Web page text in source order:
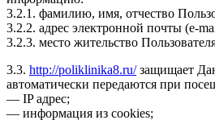
3.2.1. фамилию, имя, отчество
3.2.2. адрес электронной почты (e-
3.2.3. место жительство
3.3. http://poliklinika8.ru/защищает
автоматически передаются при
— IP адрес;
— информация из cookies;